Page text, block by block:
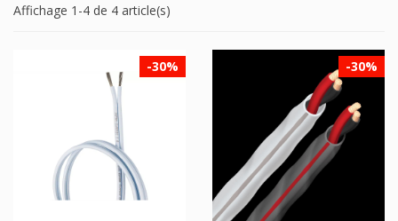
Affichage 1-4 de 4 article(s)
-30% -30%